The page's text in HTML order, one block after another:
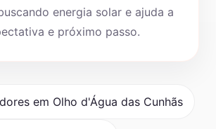
energia solar e ajuda a
e próximo passo.
em Olho d'Água das Cunhãs